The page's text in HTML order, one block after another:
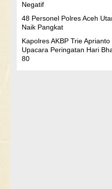
Negatif
48 Personel Polres Aceh
Naik Pangkat
Kapolres AKBP Trie Aprianto
Upacara Peringatan Hari
80